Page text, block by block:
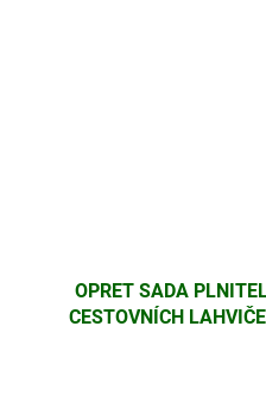
OPRET SADA
CESTOVNÍCH